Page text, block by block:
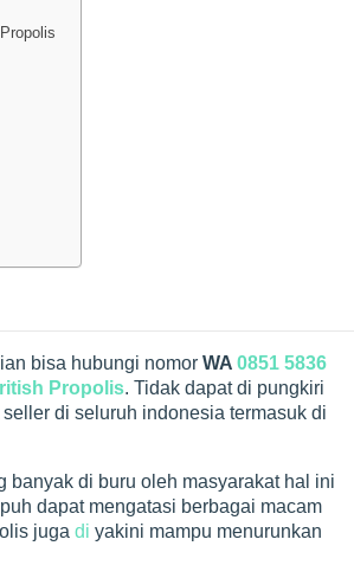
bisa hubungi nomor WA 0851 5836
Propolis. Tidak dapat di pungkiri
di seluruh indonesia termasuk di
banyak di buru oleh masyarakat hal ini
dapat mengatasi berbagai macam
juga di yakini mampu menurunkan